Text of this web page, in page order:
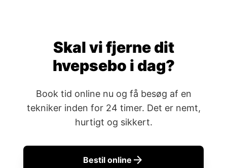
Skal vi fjerne dit
hvepsebo i dag?
Book tid online nu og få besøg af en
tekniker inden for 24 timer. Det er nemt,
hurtigt og sikkert.
Bestil online arrow_forward